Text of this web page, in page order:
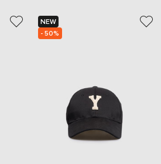
NEW
- 50%